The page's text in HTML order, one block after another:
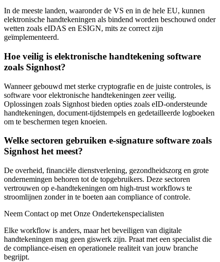
In de meeste landen, waaronder de VS en in de hele EU, kunnen
elektronische handtekeningen als bindend worden beschouwd onder
wetten zoals eIDAS en ESIGN, mits ze correct zijn
geïmplementeerd.
Hoe veilig is elektronische handtekening software
zoals Signhost?
Wanneer gebouwd met sterke cryptografie en de juiste controles, is
software voor elektronische handtekeningen zeer veilig.
Oplossingen zoals Signhost bieden opties zoals eID-ondersteunde
handtekeningen, document-tijdstempels en gedetailleerde logboeken
om te beschermen tegen knoeien.
Welke sectoren gebruiken e-signature software zoals
Signhost het meest?
De overheid, financiële dienstverlening, gezondheidszorg en grote
ondernemingen behoren tot de topgebruikers. Deze sectoren
vertrouwen op e-handtekeningen om high-trust workflows te
stroomlijnen zonder in te boeten aan compliance of controle.
Neem Contact op met Onze Ondertekenspecialisten
Elke workflow is anders, maar het beveiligen van digitale
handtekeningen mag geen giswerk zijn. Praat met een specialist die
de compliance-eisen en operationele realiteit van jouw branche
begrijpt.